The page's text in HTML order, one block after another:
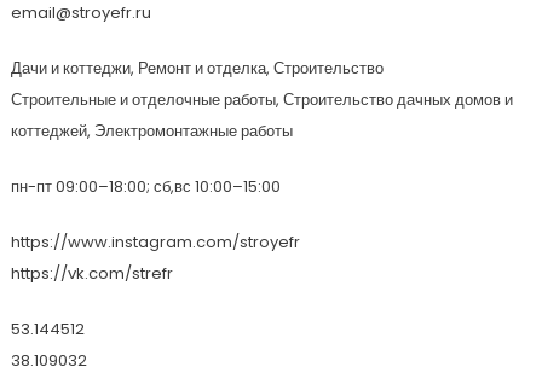
email@stroyefr.ru
Дачи и коттеджи, Ремонт и отделка, Строительство
Строительные и отделочные работы, Строительство дачных домов и
коттеджей, Электромонтажные работы
пн-пт 09:00–18:00; сб,вс 10:00–15:00
https://www.instagram.com/stroyefr
https://vk.com/strefr
53.144512
38.109032